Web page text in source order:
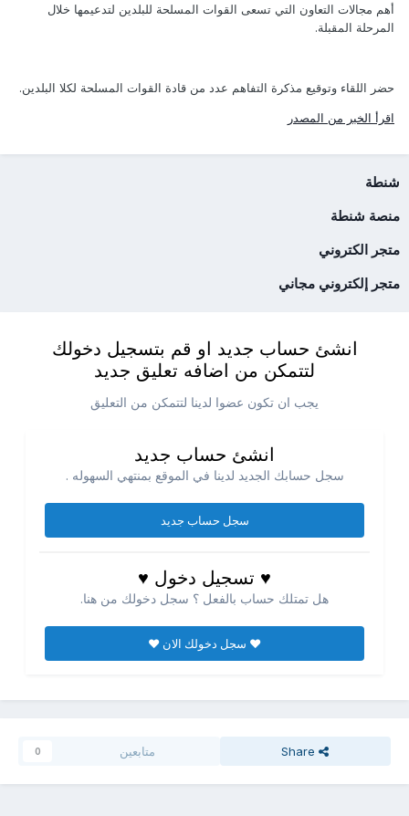
أهم مجالات التعاون التي تسعى القوات المسلحة للبلدين لتدعيمها خلال
المرحلة المقبلة.
حضر اللقاء وتوقيع مذكرة التفاهم عدد من قادة القوات المسلحة لكلا البلدين.
اقرأ الخبر من المصدر
شنطة
منصة شنطة
متجر الكتروني
متجر إلكتروني مجاني
انشئ حساب جديد او قم بتسجيل دخولك
لتتمكن من اضافه تعليق جديد
يجب ان تكون عضوا لدينا لتتمكن من التعليق
انشئ حساب جديد
سجل حسابك الجديد لدينا في الموقع بمنتهي السهوله .
سجل حساب جديد
♥ تسجيل دخول ♥
هل تمتلك حساب بالفعل ؟ سجل دخولك من هنا.
♥ سجل دخولك الان ♥
Share متابعين 0